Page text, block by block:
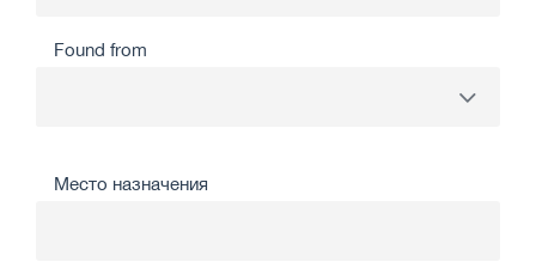
Found from
Место назначения